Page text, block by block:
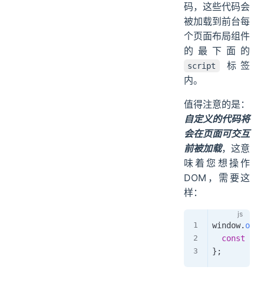
码，这些代码会
被加载到前台每
个页面布局组件
的最下面的
script
标签
内。
值得注意的是：
自定义的代码将
会在页面可交互
前被加载，这意
味着您想操作
DOM，需要这
样：
window.
const
} ;